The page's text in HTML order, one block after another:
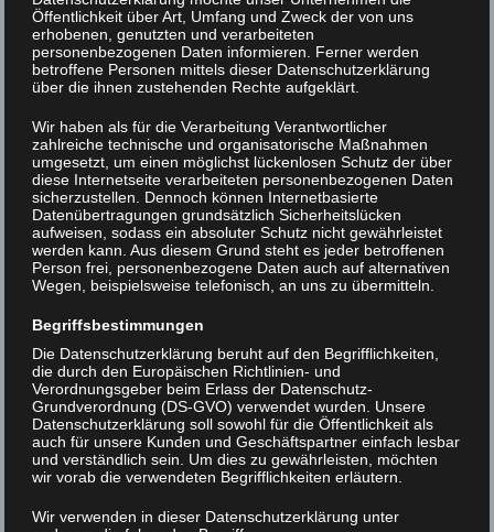
XLAB_ScienceFestival_DDS0483
Beitrags-
Navigation
<
ScienceFestival_DDS5565
Öffentlichkeit über Art, Umfang und Zweck der von uns
erhobenen, genutzten und verarbeiteten
personenbezogenen Daten informieren. Ferner werden
betroffene Personen mittels dieser Datenschutzerklärung
über die ihnen zustehenden Rechte aufgeklärt.
Wir haben als für die Verarbeitung Verantwortlicher
zahlreiche technische und organisatorische Maßnahmen
umgesetzt, um einen möglichst lückenlosen Schutz der über
diese Internetseite verarbeiteten personenbezogenen Daten
sicherzustellen. Dennoch können Internetbasierte
Datenübertragungen grundsätzlich Sicherheitslücken
aufweisen, sodass ein absoluter Schutz nicht gewährleistet
werden kann. Aus diesem Grund steht es jeder betroffenen
Person frei, personenbezogene Daten auch auf alternativen
Wegen, beispielsweise telefonisch, an uns zu übermitteln.
Begriffsbestimmungen
Die Datenschutzerklärung beruht auf den Begrifflichkeiten,
die durch den Europäischen Richtlinien- und
Verordnungsgeber beim Erlass der Datenschutz-
Grundverordnung (DS-GVO) verwendet wurden. Unsere
Datenschutzerklärung soll sowohl für die Öffentlichkeit als
auch für unsere Kunden und Geschäftspartner einfach lesbar
und verständlich sein. Um dies zu gewährleisten, möchten
wir vorab die verwendeten Begrifflichkeiten erläutern.
Wir verwenden in dieser Datenschutzerklärung unter